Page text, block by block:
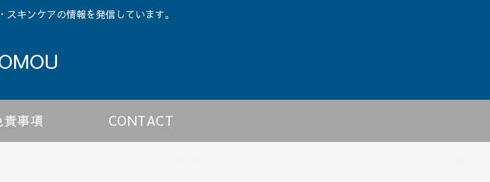
キンケアの情報を発信しています。
責事項 CONTACT